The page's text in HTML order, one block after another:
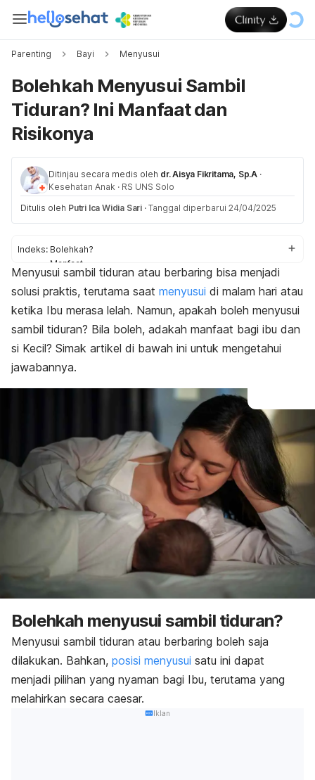
Parenting Bayi Menyusui
Bolehkah Menyusui Sambil
Tiduran? Ini Manfaat dan
Risikonya
Ditinjau secara medis oleh dr. Aisya Fikritama, Sp.A ·
Kesehatan Anak · RS UNS Solo
Ditulis oleh Putri Ica Widia Sari · Tanggal diperbarui 24/04/2025
Indeks: Bolehkah?
Manfaat
Risiko
Tips aman
Menyusui sambil tiduran atau berbaring bisa menjadi
solusi praktis, terutama saat menyusui di malam hari atau
ketika Ibu merasa lelah. Namun, apakah boleh menyusui
sambil tiduran? Bila boleh, adakah manfaat bagi ibu dan
si Kecil? Simak artikel di bawah ini untuk mengetahui
jawabannya.
Bolehkah menyusui sambil tiduran?
Menyusui sambil tiduran atau berbaring boleh saja
dilakukan. Bahkan, posisi menyusui satu ini dapat
menjadi pilihan yang nyaman bagi Ibu, terutama yang
melahirkan secara caesar.
Iklan